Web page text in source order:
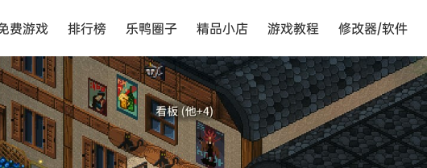
费游戏 排行榜 乐鸭圈子 精品小店 游戏教程 修改器/软件